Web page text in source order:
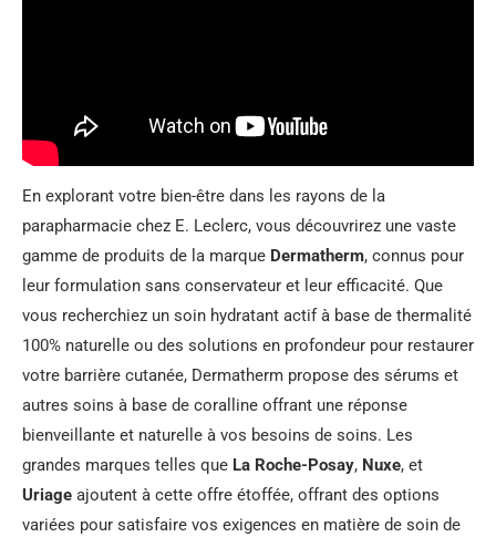
En explorant votre bien-être dans les rayons de la
parapharmacie chez E. Leclerc, vous découvrirez une vaste
gamme de produits de la marque Dermatherm, connus pour
leur formulation sans conservateur et leur efficacité. Que
vous recherchiez un soin hydratant actif à base de thermalité
100% naturelle ou des solutions en profondeur pour restaurer
votre barrière cutanée, Dermatherm propose des sérums et
autres soins à base de coralline offrant une réponse
bienveillante et naturelle à vos besoins de soins. Les
grandes marques telles que La Roche-Posay, Nuxe, et
Uriage ajoutent à cette offre étoffée, offrant des options
variées pour satisfaire vos exigences en matière de soin de